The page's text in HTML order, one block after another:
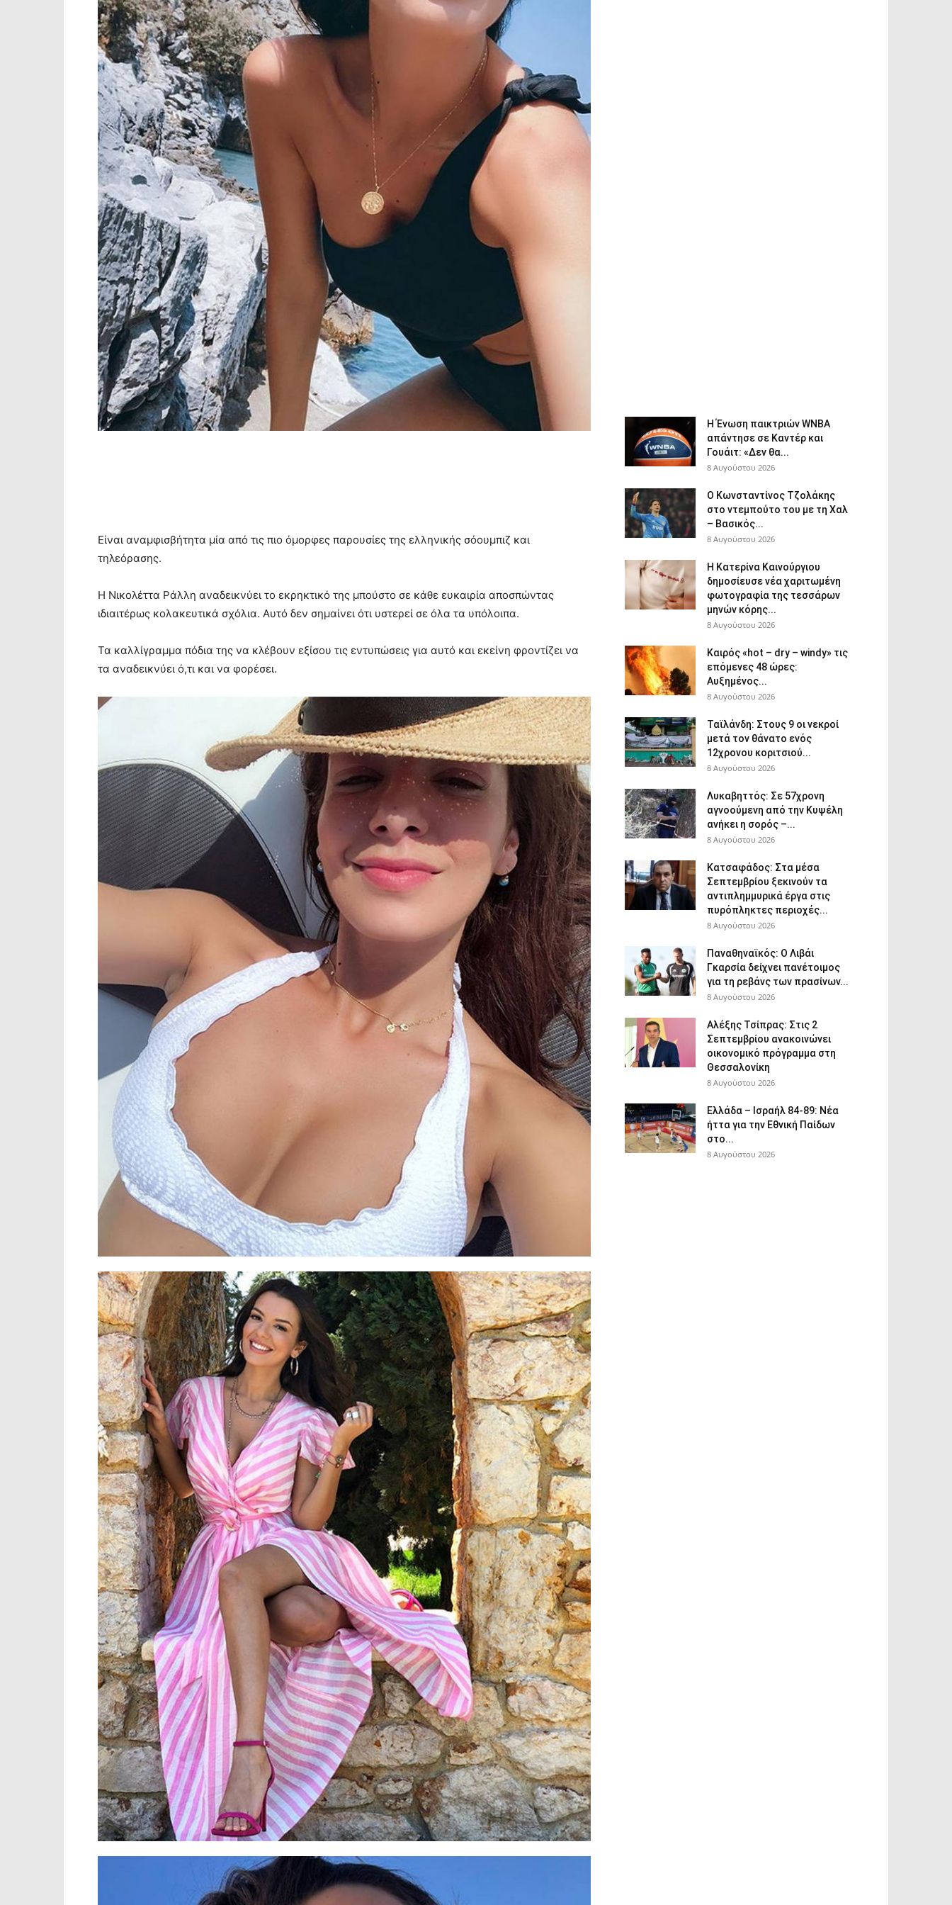
Είναι αναμφισβήτητα μία από τις πιο όμορφες παρουσίες της ελληνικής σόουμπιζ και
τηλεόρασης.
Η Νικολέττα Ράλλη αναδεικνύει το εκρηκτικό της μπούστο σε κάθε ευκαιρία αποσπώντας
ιδιαιτέρως κολακευτικά σχόλια. Αυτό δεν σημαίνει ότι υστερεί σε όλα τα υπόλοιπα.
Τα καλλίγραμμα πόδια της να κλέβουν εξίσου τις εντυπώσεις για αυτό και εκείνη φροντίζει να
τα αναδεικνύει ό,τι και να φορέσει.
Η Ένωση παικτριών WNBA
απάντησε σε Καντέρ και
Γουάιτ: «Δεν θα...
8 Αυγούστου 2026
Ο Κωνσταντίνος Τζολάκης
στο ντεμπούτο του με τη Χαλ
– Βασικός...
8 Αυγούστου 2026
Η Κατερίνα Καινούργιου
δημοσίευσε νέα χαριτωμένη
φωτογραφία της τεσσάρων
μηνών κόρης...
8 Αυγούστου 2026
Καιρός «hot – dry – windy» τις
επόμενες 48 ώρες:
Αυξημένος...
8 Αυγούστου 2026
Ταϊλάνδη: Στους 9 οι νεκροί
μετά τον θάνατο ενός
12χρονου κοριτσιού...
8 Αυγούστου 2026
Λυκαβηττός: Σε 57χρονη
αγνοούμενη από την Κυψέλη
ανήκει η σορός –...
8 Αυγούστου 2026
Κατσαφάδος: Στα μέσα
Σεπτεμβρίου ξεκινούν τα
αντιπλημμυρικά έργα στις
πυρόπληκτες περιοχές...
8 Αυγούστου 2026
Παναθηναϊκός: Ο Λιβάι
Γκαρσία δείχνει πανέτοιμος
για τη ρεβάνς των πρασίνων...
8 Αυγούστου 2026
Αλέξης Τσίπρας: Στις 2
Σεπτεμβρίου ανακοινώνει
οικονομικό πρόγραμμα στη
Θεσσαλονίκη
8 Αυγούστου 2026
Ελλάδα – Ισραήλ 84-89: Νέα
ήττα για την Εθνική Παίδων
στο...
8 Αυγούστου 2026